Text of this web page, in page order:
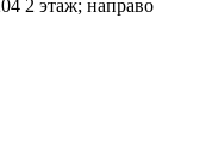
2 этаж; направо